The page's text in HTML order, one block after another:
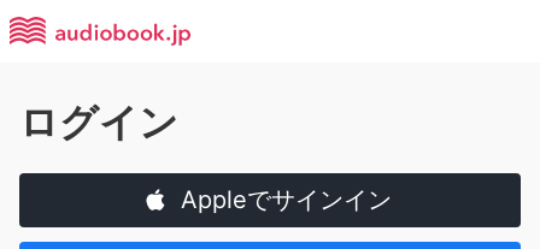
ログイン
Appleでサインイン